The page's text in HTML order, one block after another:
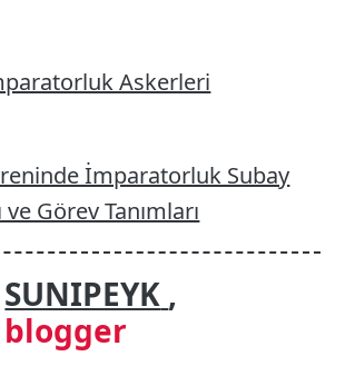
Askerleri
İmparatorluk Subay
Görev Tanımları
SUNIPEYK ,
blogger